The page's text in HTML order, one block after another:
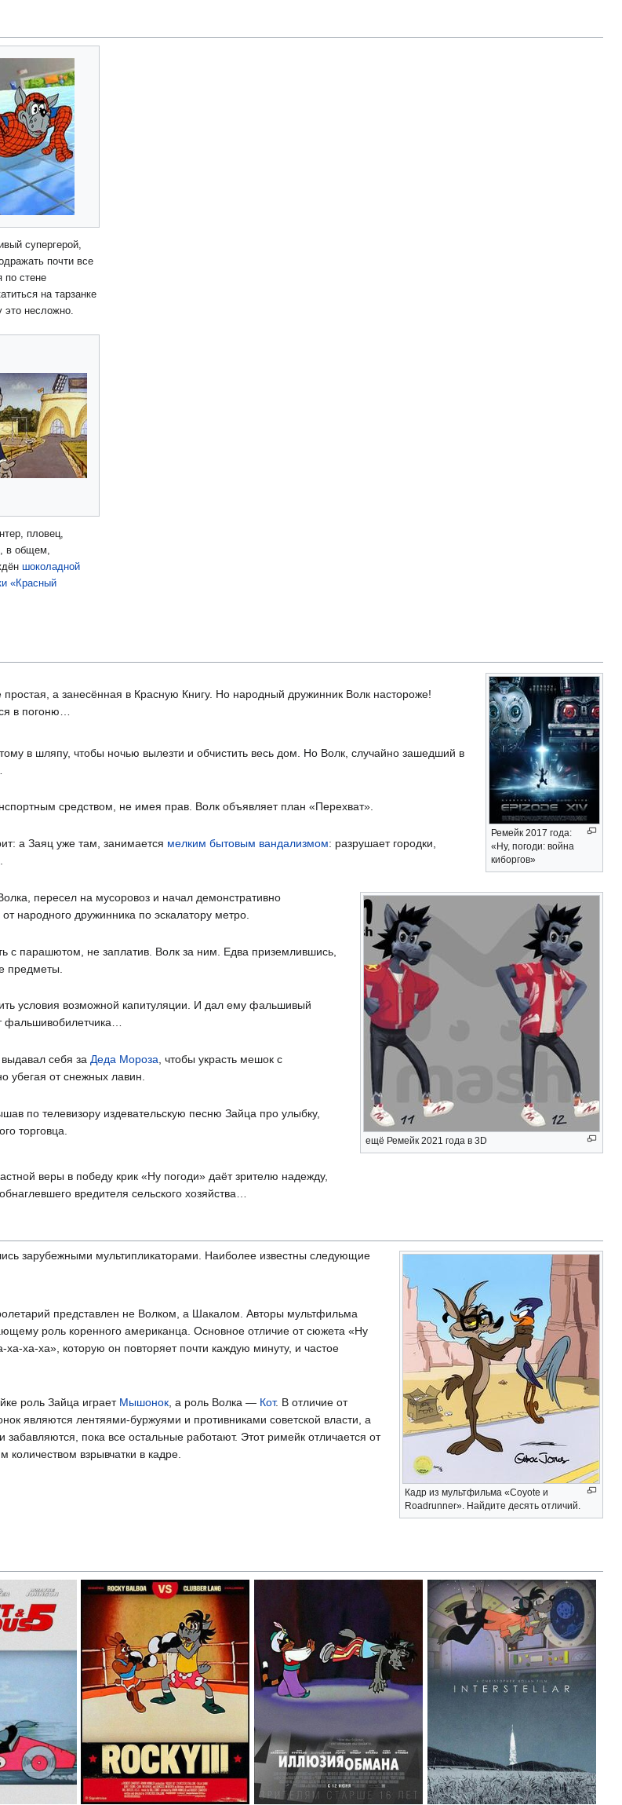
супергерой,
почти все
по стене
на тарзанке
несложно.
пловец,
в общем,
шоколадной
«Красный
Ремейк 2017 года:
«Ну, погоди: война
киборгов»
а занесённая в Красную Книгу. Но народный дружинник Волк настороже!
в погоню…
ещё Ремейк 2021 года в 3D
в шляпу, чтобы ночью вылезти и обчистить весь дом. Но Волк, случайно зашедший в
средством, не имея прав. Волк объявляет план «Перехват».
а Заяц уже там, занимается мелким бытовым вандализмом: разрушает городки,
пересел на мусоровоз и начал демонстративно
народного дружинника по эскалатору метро.
с парашютом, не заплатив. Волк за ним. Едва приземлившись,
предметы.
условия возможной капитуляции. И дал ему фальшивый
фальшивобилетчика…
себя за Деда Мороза , чтобы украсть мешок с
убегая от снежных лавин.
по телевизору издевательскую песню Зайца про улыбку,
торговца.
веры в победу крик «Ну погоди» даёт зрителю надежду,
вредителя сельского хозяйства…
Кадр из мультфильма «Coyote и
Roadrunner». Найдите десять отличий.
зарубежными мультипликаторами. Наиболее известны следующие
представлен не Волком, а Шакалом. Авторы мультфильма
роль коренного американца. Основное отличие от сюжета «Ну
ха-ха», которую он повторяет почти каждую минуту, и частое
роль Зайца играет Мышонок , а роль Волка — Кот. В отличие от
являются лентяями-буржуями и противниками советской власти, а
пока все остальные работают. Этот римейк отличается от
взрывчатки в кадре.